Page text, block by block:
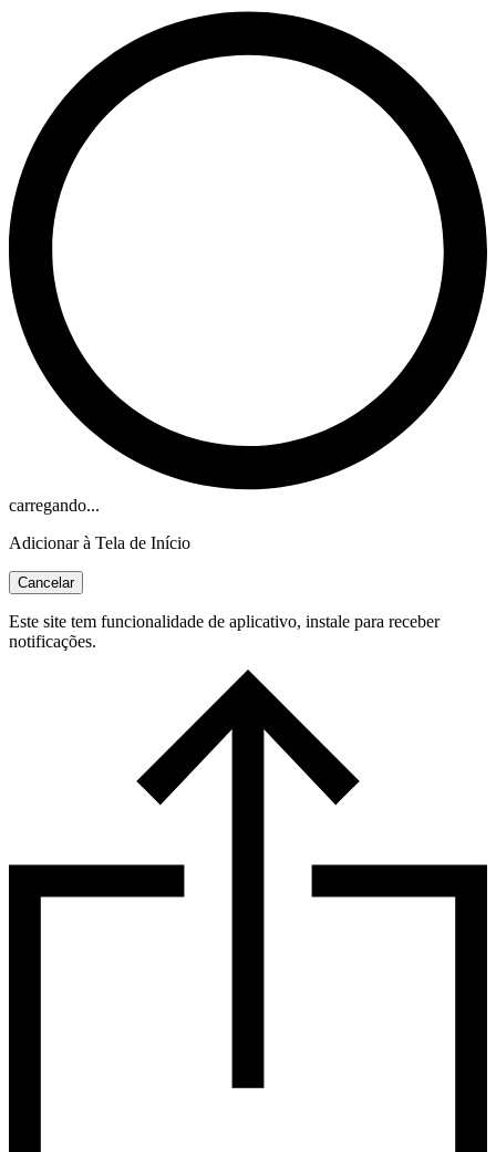
carregando...
Adicionar à Tela de Início
Cancelar
Este site tem funcionalidade de aplicativo, instale para receber
notificações.